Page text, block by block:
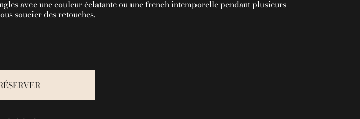
avec une couleur éclatante ou une french intemporelle pendant plusieurs
soucier des retouches.